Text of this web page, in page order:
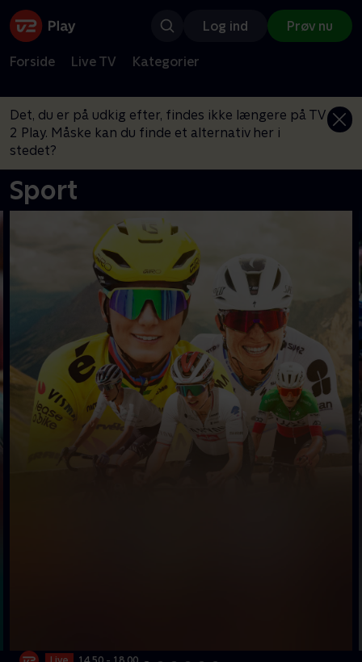
Log ind Prøv nu
Forside Live TV Kategorier
Det, du er på udkig efter, findes ikke længere på TV
2 Play. Måske kan du finde et alternativ her i
stedet?
Sport